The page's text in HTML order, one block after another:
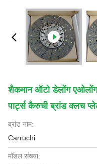
शैकमान ऑटो डेलोंग
पार्ट्स कैरुची ब्रांड क्लच
ब्रांड नाम:
Carruchi
मॉडल संख्या: